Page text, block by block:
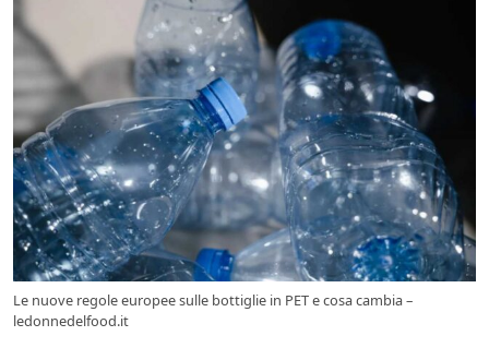
Le nuove regole europee sulle bottiglie in PET e cosa cambia –
ledonnedelfood.it